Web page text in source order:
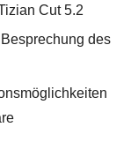
Cut 5.2
des